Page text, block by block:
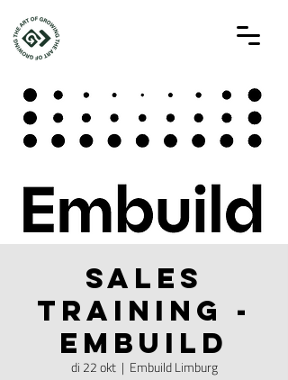
Sales
training -
Embuild
di 22 okt
  |
Embuild Limburg